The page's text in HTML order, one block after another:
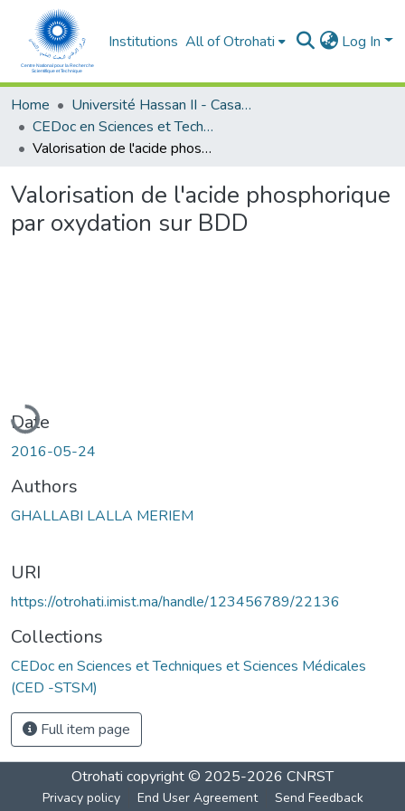
Institutions All of Otrohati Log In
Home
Université Hassan II - Casablanca
CEDoc en Sciences et Techniques et Sciences Médicales (CED -STSM)
Valorisation de l'acide phosphorique par oxydation sur BDD
Valorisation de l'acide phosphorique
par oxydation sur BDD
Date
2016-05-24
Authors
GHALLABI LALLA MERIEM
URI
https://otrohati.imist.ma/handle/123456789/22136
Collections
CEDoc en Sciences et Techniques et Sciences Médicales
(CED -STSM)
Full item page
Otrohati copyright © 2025-2026 CNRST
Privacy policy End User Agreement Send Feedback